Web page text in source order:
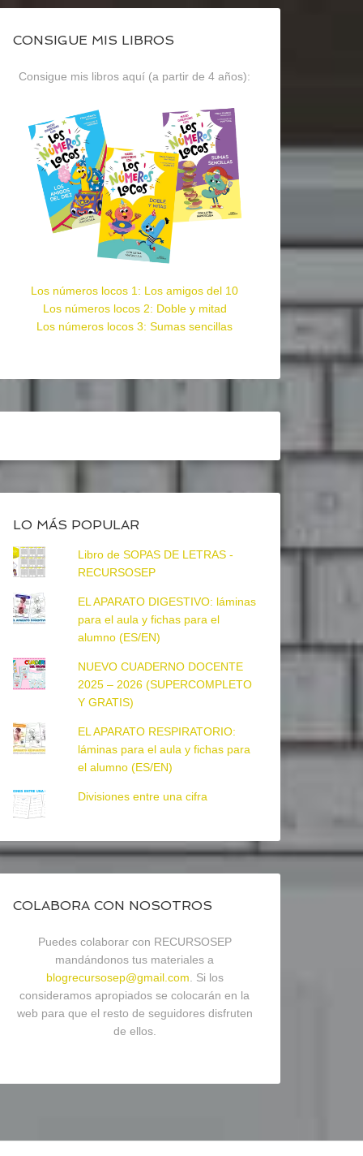
CONSIGUE MIS LIBROS
Consigue mis libros aquí (a partir de 4 años):
Los números locos 1: Los amigos del 10
Los números locos 2: Doble y mitad
Los números locos 3: Sumas sencillas
LO MÁS POPULAR
Libro de SOPAS DE LETRAS -
RECURSOSEP
EL APARATO DIGESTIVO: láminas
para el aula y fichas para el
alumno (ES/EN)
NUEVO CUADERNO DOCENTE
2025 – 2026 (SUPERCOMPLETO
Y GRATIS)
EL APARATO RESPIRATORIO:
láminas para el aula y fichas para
el alumno (ES/EN)
Divisiones entre una cifra
COLABORA CON NOSOTROS
Puedes colaborar con RECURSOSEP
mandándonos tus materiales a
blogrecursosep@gmail.com . Si los
consideramos apropiados se colocarán en la
web para que el resto de seguidores disfruten
de ellos.